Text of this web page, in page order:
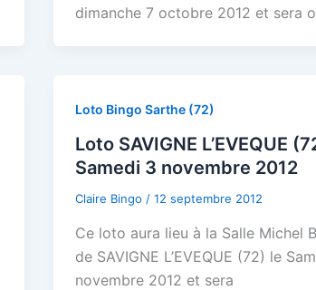
dimanche 7 octobre 2012 et sera
Loto Bingo Sarthe (72)
Loto SAVIGNE L’EVEQUE
Samedi 3 novembre 2012
Claire Bingo / 12 septembre 2012
Ce loto aura lieu à la Salle Michel
de SAVIGNE L’EVEQUE (72) le
novembre 2012 et sera